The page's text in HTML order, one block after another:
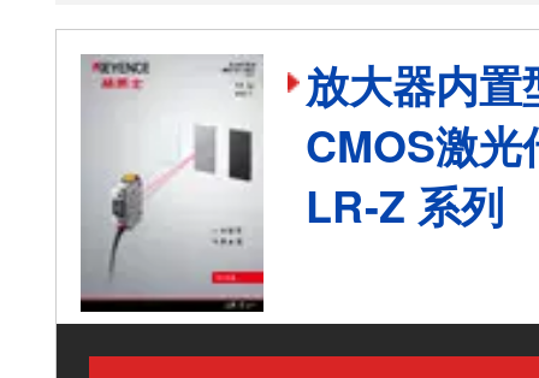
放大器内置
CMOS激光
LR-Z 系列